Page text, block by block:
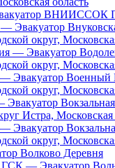
ВНИИССОК
Эвакуатор
округ,
— Эвакуатор
округ,
Эвакуатор Военный
округ,
Эвакуатор
Истра, Московская
Эвакуатор
округ,
Волково Деревня
ГСК — Эвакуатор